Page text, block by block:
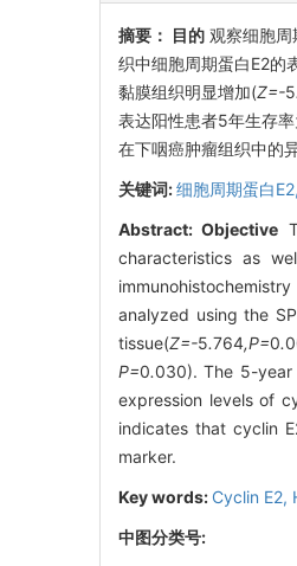
摘要： 目的 观察细胞
织中细胞周期蛋白E2的
黏膜组织明显增加(Z=-5
表达阳性患者5年生存
在下咽癌肿瘤组织中的
关键词:细胞周期蛋白E2,
Abstract:Objective
characteristics as
analyzed using the
tissue(Z=-5.764,P=0.
P=0.030). The 5-year
expression levels of
indicates that cyclin
marker.
Key words: Cyclin E2,
中图分类号: